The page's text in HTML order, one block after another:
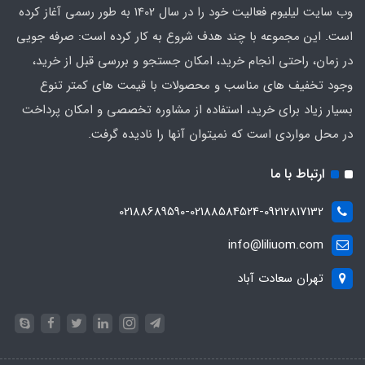
وب سایت لیلیوم فعالیت خود را در سال 1402 به طور رسمی آغاز کرده
است. این مجموعه با چند هدف شروع به کار کرده است: صرفه جویی
در زمان، راحتی انجام خرید، امکان جستجو و بررسی قبل از خرید،
وجود تخفیف های مناسب و محصولات با قیمت های کمتر تنوع
بسیار زیاد برای خرید، استفاده از مشاوره تخصصی و امکان پرداخت
در محل مواردی است که نمیتوان آنها را نادیده گرفت.
ارتباط با ما
02188689590-02188584524-09212817132
info@liliuom.com
تهران سعادت آباد